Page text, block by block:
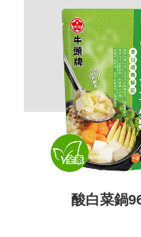
酸白菜鍋